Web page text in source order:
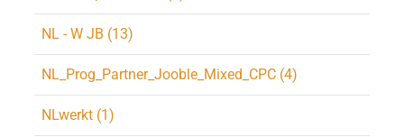
NL - W JB (13)
NL_Prog_Partner_Jooble_Mixed_CPC (4)
NLwerkt (1)